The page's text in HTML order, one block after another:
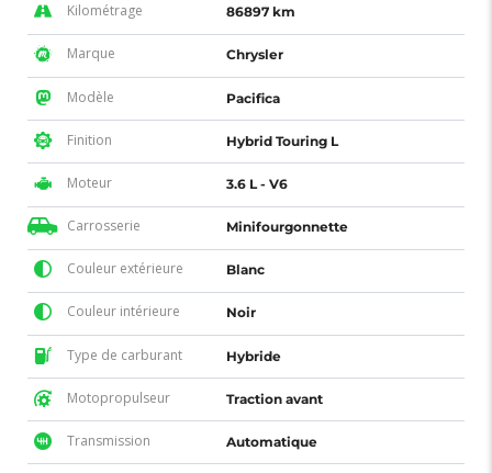
Kilométrage 86897 km
Marque Chrysler
Modèle Pacifica
Finition Hybrid Touring L
Moteur 3.6 L - V6
Carrosserie Minifourgonnette
Couleur extérieure Blanc
Couleur intérieure Noir
Type de carburant Hybride
Motopropulseur Traction avant
Transmission Automatique